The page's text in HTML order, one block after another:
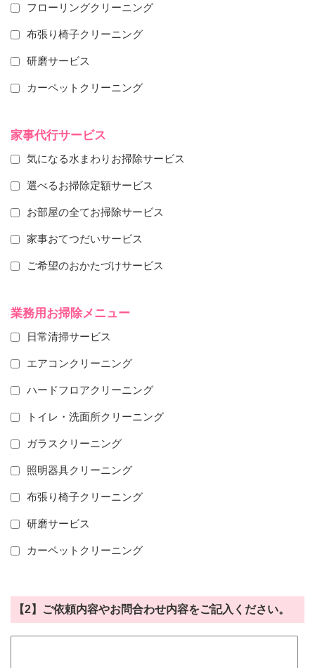
フローリングクリーニング
布張り椅子クリーニング
研磨サービス
カーペットクリーニング
家事代行サービス
気になる水まわりお掃除サービス
選べるお掃除定額サービス
お部屋の全てお掃除サービス
家事おてつだいサービス
ご希望のおかたづけサービス
業務用お掃除メニュー
日常清掃サービス
エアコンクリーニング
ハードフロアクリーニング
トイレ・洗面所クリーニング
ガラスクリーニング
照明器具クリーニング
布張り椅子クリーニング
研磨サービス
カーペットクリーニング
【2】ご依頼内容やお問合わせ内容をご記入ください。